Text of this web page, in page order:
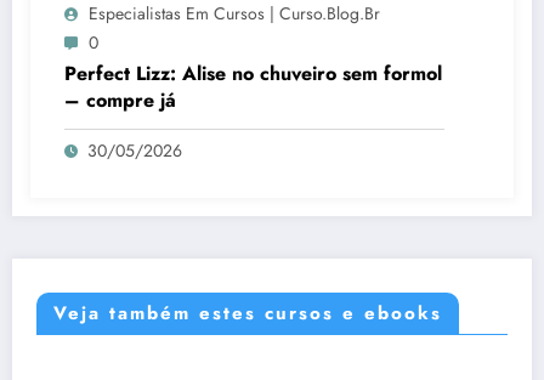
Especialistas Em Cursos | Curso.blog.br
0
Perfect Lizz: Alise no chuveiro sem formol
– compre já
30/05/2026
Veja também estes cursos e ebooks